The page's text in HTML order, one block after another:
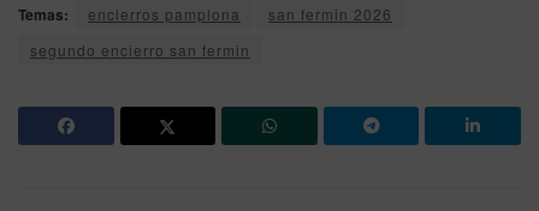
Temas: encierros pamplona
san fermin 2026
segundo encierro san fermin